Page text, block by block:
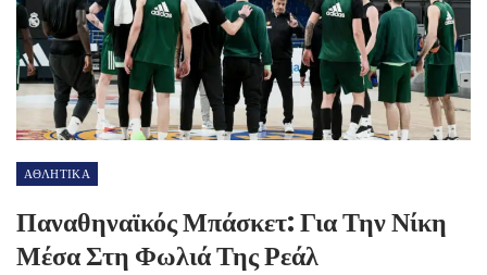
ΑΘΛΗΤΙΚΑ
Παναθηναϊκός Μπάσκετ: Για Την Νίκη
Μέσα Στη Φωλιά Της Ρεάλ